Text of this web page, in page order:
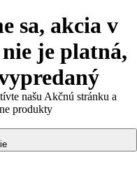
sa, akcia v
je platná,
našu Akčnú stránku a
produkty